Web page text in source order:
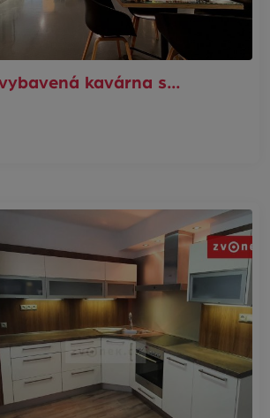
kavárna s…